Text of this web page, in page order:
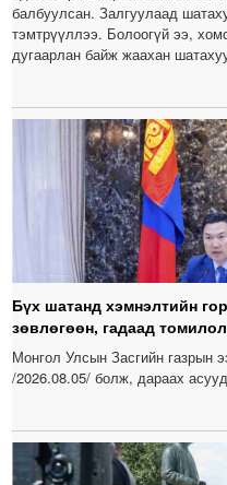
балбуулсан. Залгуулаад
тэмтрүүллээ. Болоогүй ээ,
дугаарлан байж жаахан
Бүх шатанд хэмнэлтийн
зөвлөгөөн, гадаад
Монгол Улсын Засгийн газрын
/2026.08.05/ болж, дараах